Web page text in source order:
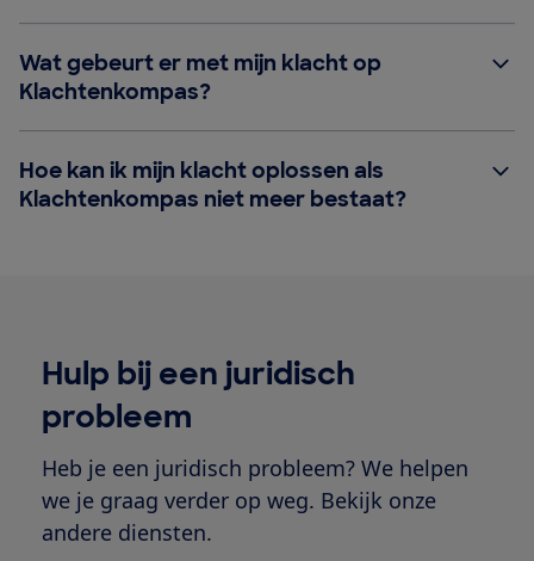
Wat gebeurt er met mijn klacht op
Klachtenkompas?
Hoe kan ik mijn klacht oplossen als
Klachtenkompas niet meer bestaat?
Hulp bij een juridisch
probleem
Heb je een juridisch probleem? We helpen
we je graag verder op weg. Bekijk onze
andere diensten.